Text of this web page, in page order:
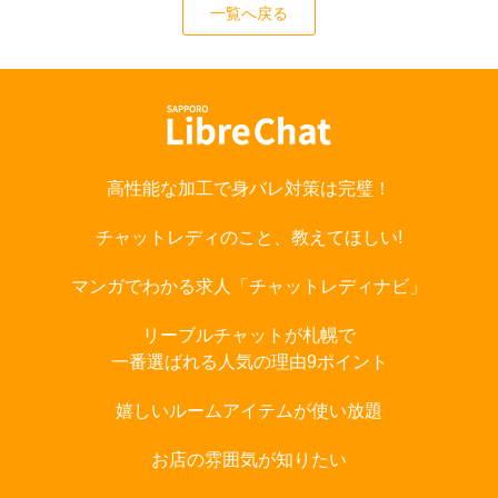
一覧へ戻る
高性能な加工で身バレ対策は完璧！
チャットレディのこと、教えてほしい!
マンガでわかる求人「チャットレディナビ」
リーブルチャットが札幌で
一番選ばれる人気の理由9ポイント
嬉しいルームアイテムが使い放題
お店の雰囲気が知りたい